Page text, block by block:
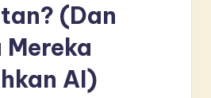
(Dan
AI)